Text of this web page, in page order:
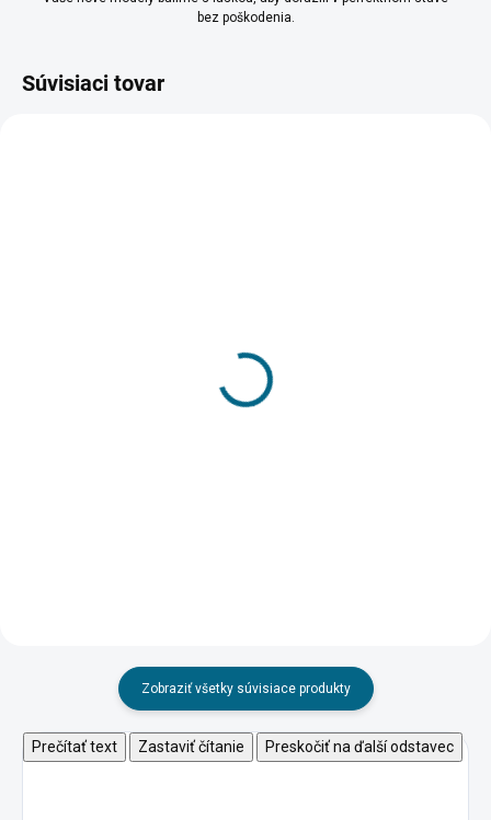
bez poškodenia.
Súvisiaci tovar
Zobraziť všetky súvisiace produkty
Prečítať text Zastaviť čítanie Preskočiť na ďalší odstavec